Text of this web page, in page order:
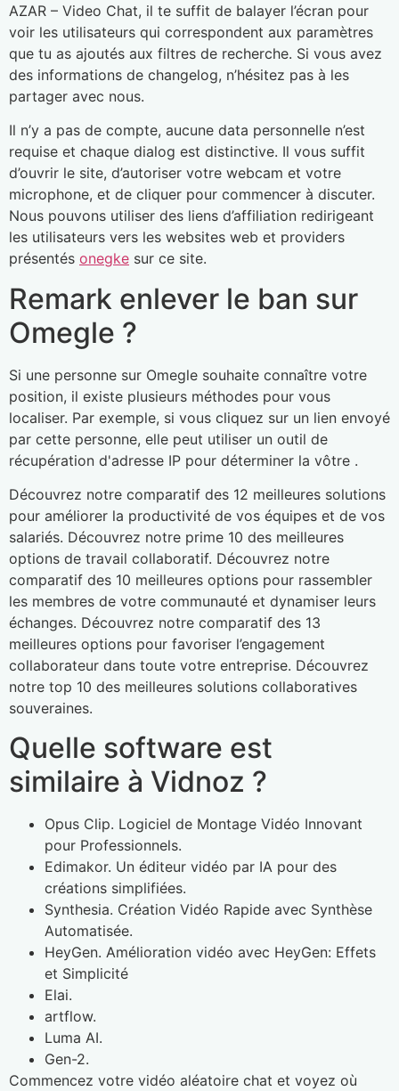
AZAR – Video Chat, il te suffit de balayer l’écran pour
voir les utilisateurs qui correspondent aux paramètres
que tu as ajoutés aux filtres de recherche. Si vous avez
des informations de changelog, n’hésitez pas à les
partager avec nous.
Il n’y a pas de compte, aucune data personnelle n’est
requise et chaque dialog est distinctive. Il vous suffit
d’ouvrir le site, d’autoriser votre webcam et votre
microphone, et de cliquer pour commencer à discuter.
Nous pouvons utiliser des liens d’affiliation redirigeant
les utilisateurs vers les websites web et providers
présentés onegke sur ce site.
Remark enlever le ban sur
Omegle ?
Si une personne sur Omegle souhaite connaître votre
position, il existe plusieurs méthodes pour vous
localiser. Par exemple, si vous cliquez sur un lien envoyé
par cette personne, elle peut utiliser un outil de
récupération d'adresse IP pour déterminer la vôtre .
Découvrez notre comparatif des 12 meilleures solutions
pour améliorer la productivité de vos équipes et de vos
salariés. Découvrez notre prime 10 des meilleures
options de travail collaboratif. Découvrez notre
comparatif des 10 meilleures options pour rassembler
les membres de votre communauté et dynamiser leurs
échanges. Découvrez notre comparatif des 13
meilleures options pour favoriser l’engagement
collaborateur dans toute votre entreprise. Découvrez
notre top 10 des meilleures solutions collaboratives
souveraines.
Quelle software est
similaire à Vidnoz ?
Opus Clip. Logiciel de Montage Vidéo Innovant
pour Professionnels.
Edimakor. Un éditeur vidéo par IA pour des
créations simplifiées.
Synthesia. Création Vidéo Rapide avec Synthèse
Automatisée.
HeyGen. Amélioration vidéo avec HeyGen: Effets
et Simplicité
Elai.
artflow.
Luma AI.
Gen-2.
Commencez votre vidéo aléatoire chat et voyez où